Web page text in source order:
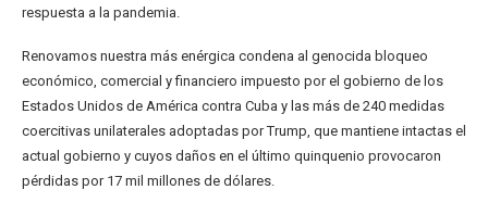
respuesta a la pandemia.
Renovamos nuestra más enérgica condena al genocida bloqueo
económico, comercial y financiero impuesto por el gobierno de los
Estados Unidos de América contra Cuba y las más de 240 medidas
coercitivas unilaterales adoptadas por Trump, que mantiene intactas el
actual gobierno y cuyos daños en el último quinquenio provocaron
pérdidas por 17 mil millones de dólares.